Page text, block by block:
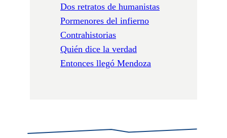
Dos retratos de humanistas
Pormenores del infierno
Contrahistorias
Quién dice la verdad
Entonces llegó Mendoza